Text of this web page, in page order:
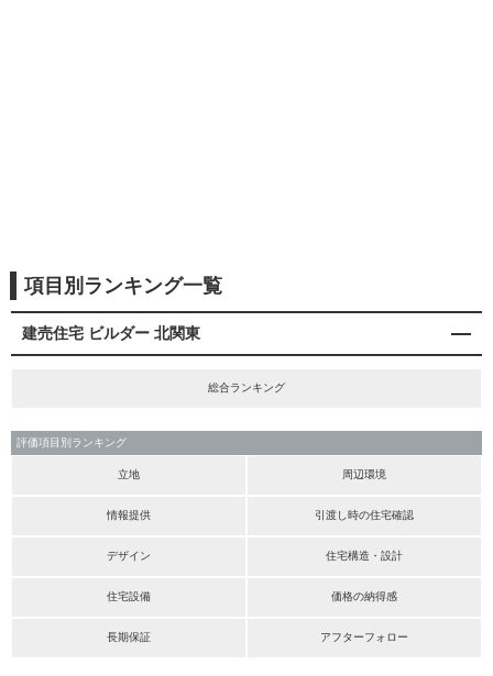
項目別ランキング一覧
建売住宅 ビルダー 北関東
総合ランキング
評価項目別ランキング
立地 周辺環境
情報提供 引渡し時の住宅確認
デザイン 住宅構造・設計
住宅設備 価格の納得感
長期保証 アフターフォロー